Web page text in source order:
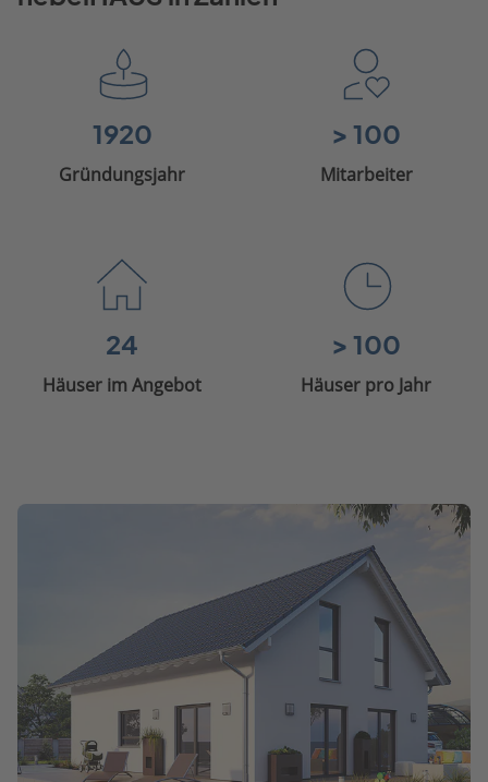
1920
Gründungsjahr
> 100
Mitarbeiter
24
Häuser im Angebot
> 100
Häuser pro Jahr